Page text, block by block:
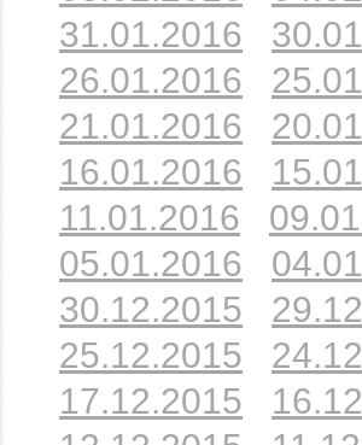
31.01.2016
26.01.2016
21.01.2016
16.01.2016
11.01.2016
05.01.2016
30.12.2015
25.12.2015
17.12.2015